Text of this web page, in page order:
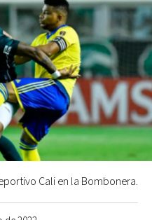
Cali en la Bombonera.